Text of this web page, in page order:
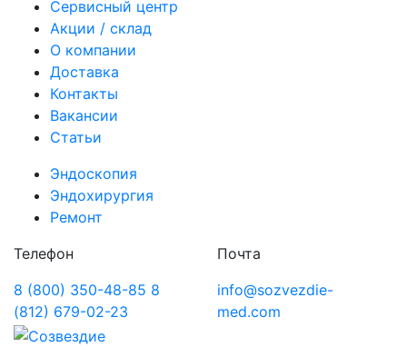
Сервисный центр
Акции / склад
О компании
Доставка
Контакты
Вакансии
Статьи
Эндоскопия
Эндохирургия
Ремонт
Телефон
8 (800) 350-48-85 8
(812) 679-02-23
Почта
info@sozvezdie-
med.com